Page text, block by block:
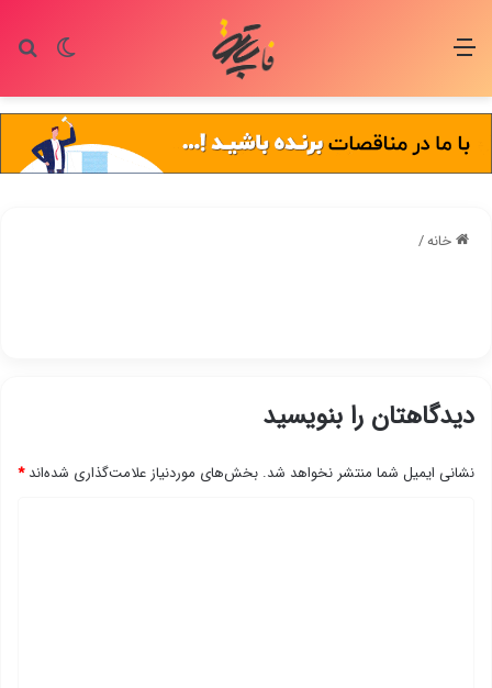
تغییر منو
خانه/
دیدگاهتان را بنویسید
نشانی ایمیل شما منتشر نخواهد شد. بخش‌های موردنیاز علامت‌گذاری شده‌اند*